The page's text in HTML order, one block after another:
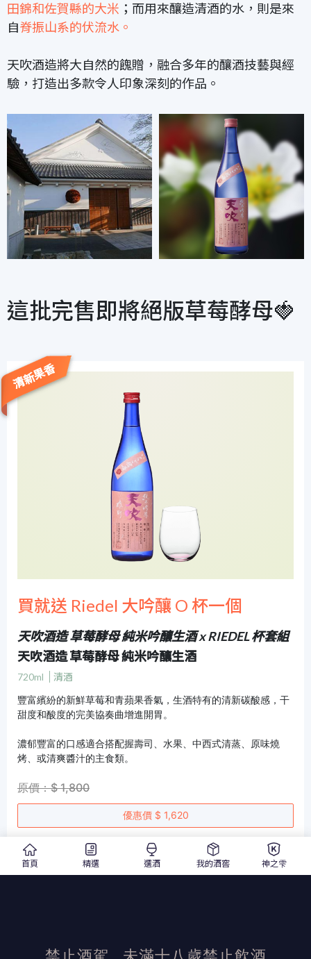
田錦和佐賀縣的大米 ；而用來釀造清酒的水，則是來
自脊振山系的伏流水。
天吹酒造將大自然的餽贈，融合多年的釀酒技藝與經
驗，打造出多款令人印象深刻的作品。
這批完售即將絕版草莓酵母🍓
清新果香
買就送 Riedel 大吟釀 O 杯一個
天吹酒造 草莓酵母 純米吟釀生酒 x RIEDEL 杯套組
天吹酒造 草莓酵母 純米吟釀生酒
720ml
清酒
豐富繽紛的新鮮草莓和青蘋果香氣，生酒特有的清新碳酸感，干
甜度和酸度的完美協奏曲增進開胃。
濃郁豐富的口感適合搭配握壽司、水果、中西式清蒸、原味燒
烤、或清爽醬汁的主食類。
原價：$ 1,800
優惠價 $ 1,620
活動結束後加佳酒保有活動最終解釋權
首頁 精選 選酒 我的酒窖 神之雫